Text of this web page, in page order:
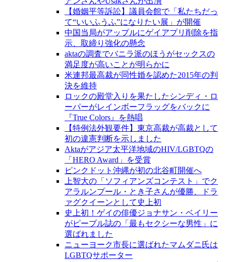
【婚姻平等訴訟】議員会館で「私たちだっ
て“いいふうふ”になりたい展」が開催
中国当局がアップルにゲイアプリ削除を指
示、取締り強化の懸念
aktaの調査でバニラ派のほうがセックスの
満足度が高いことが明らかに
米連邦最高裁が同性婚を認めた2015年の判
決を維持
ロックの殿堂入りを果たしたシンディ・ロ
ーパーがレインボーフラッグをバックに
『True Colors』を熱唱
【特例法外観要件】東京高裁が高裁として
初の違憲判断を示しました
Aktaがアジア太平洋地域のHIV/LGBTQの
「HERO Award」を受賞
ピンクドット沖縄が初の北谷町開催へ
上智大の「ソフィアンズコンテスト」でク
アラルンプール・とき子さんが優勝、ドラ
ァグクイーンとして史上初
史上初！ゲイの俳優ジョナサン・ベイリー
がピープル誌の「最もセクシーな男性」に
選ばれました
ニューヨーク市長に選ばれたマムダニ氏は
LGBTQサポーター